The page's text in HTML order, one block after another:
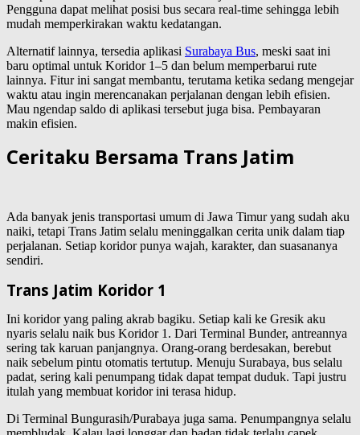
Pengguna dapat melihat posisi bus secara real-time sehingga lebih
mudah memperkirakan waktu kedatangan.
Alternatif lainnya, tersedia aplikasi Surabaya Bus, meski saat ini
baru optimal untuk Koridor 1–5 dan belum memperbarui rute
lainnya. Fitur ini sangat membantu, terutama ketika sedang mengejar
waktu atau ingin merencanakan perjalanan dengan lebih efisien.
Mau ngendap saldo di aplikasi tersebut juga bisa. Pembayaran
makin efisien.
Ceritaku Bersama Trans Jatim
Ada banyak jenis transportasi umum di Jawa Timur yang sudah aku
naiki, tetapi Trans Jatim selalu meninggalkan cerita unik dalam tiap
perjalanan. Setiap koridor punya wajah, karakter, dan suasananya
sendiri.
Trans Jatim Koridor 1
Ini koridor yang paling akrab bagiku. Setiap kali ke Gresik aku
nyaris selalu naik bus Koridor 1. Dari Terminal Bunder, antreannya
sering tak karuan panjangnya. Orang-orang berdesakan, berebut
naik sebelum pintu otomatis tertutup. Menuju Surabaya, bus selalu
padat, sering kali penumpang tidak dapat tempat duduk. Tapi justru
itulah yang membuat koridor ini terasa hidup.
Di Terminal Bungurasih/Purabaya juga sama. Penumpangnya selalu